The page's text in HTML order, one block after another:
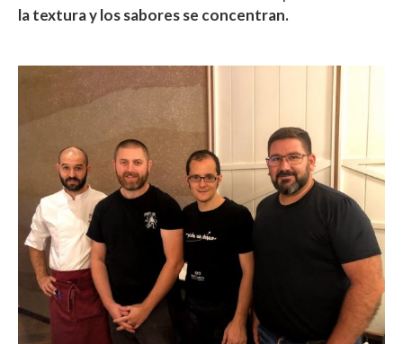
la textura y los sabores se concentran.